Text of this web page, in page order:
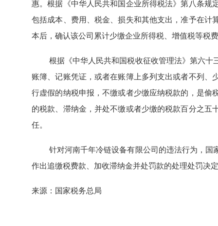
惠。根据《中华人民共和国企业所得税法》第八条规
包括成本、费用、税金、损失和其他支出，准予在计
本后，确认该公司累计少缴企业所得税、增值税等税
根据《中华人民共和国税收征收管理法》第六
账簿、记账凭证，或者在账簿上多列支出或者不列
行虚假的纳税申报，不缴或者少缴应纳税款的，是偷
的税款、滞纳金，并处不缴或者少缴的税款百分之
任。
针对河南千年冷链设备有限公司的违法行为，
作出追缴税费款、加收滞纳金并处罚款的处理处罚决
来源：国家税务总局